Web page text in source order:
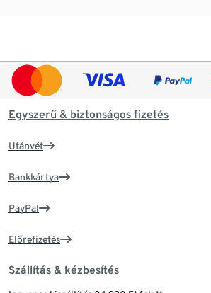
Egyszerű & biztonságos fizetés
Utánvét
Bankkártya
PayPal
Előrefizetés
Szállítás & kézbesítés